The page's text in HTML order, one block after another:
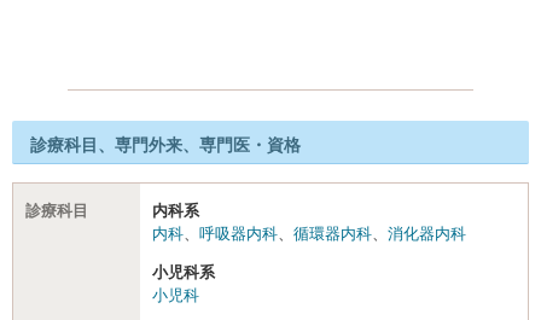
診療科目、専門外来、専門医・資格
診療科目
内科系
内科
呼吸器内科 循環器内科 消化器内科
小児科系
小児科